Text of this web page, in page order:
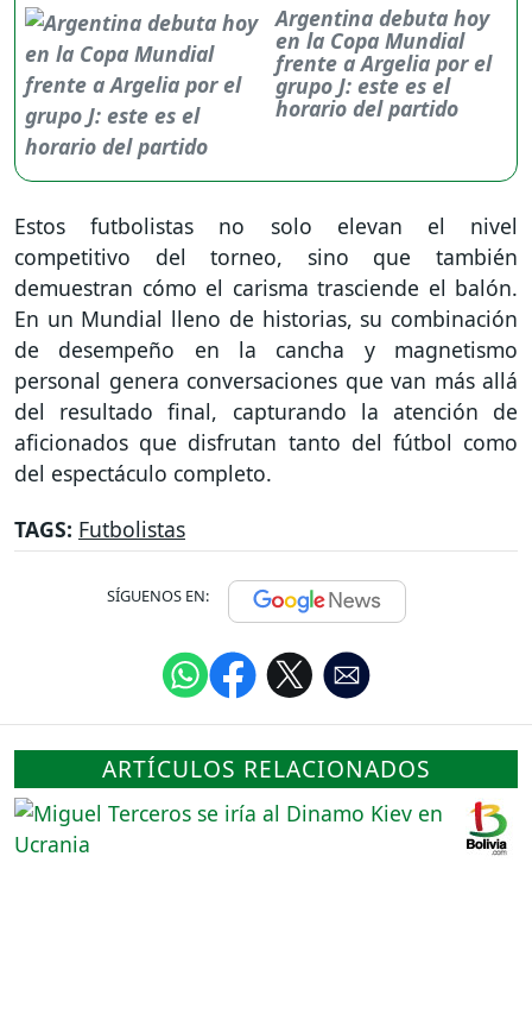
Argentina debuta hoy
en la Copa Mundial
frente a Argelia por el
grupo J: este es el
horario del partido
Estos futbolistas no solo elevan el nivel
competitivo del torneo, sino que también
demuestran cómo el carisma trasciende el balón.
En un Mundial lleno de historias, su combinación
de desempeño en la cancha y magnetismo
personal genera conversaciones que van más allá
del resultado final, capturando la atención de
aficionados que disfrutan tanto del fútbol como
del espectáculo completo.
TAGS: Futbolistas
SÍGUENOS EN:
ARTÍCULOS RELACIONADOS